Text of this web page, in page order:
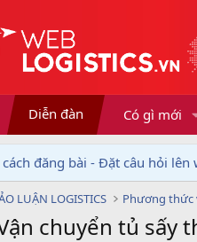
Diễn đàn Có gì mới
đăng bài - Đặt câu hỏi lên
LUẬN LOGISTICS Phương thức
chuyển tủ sấy